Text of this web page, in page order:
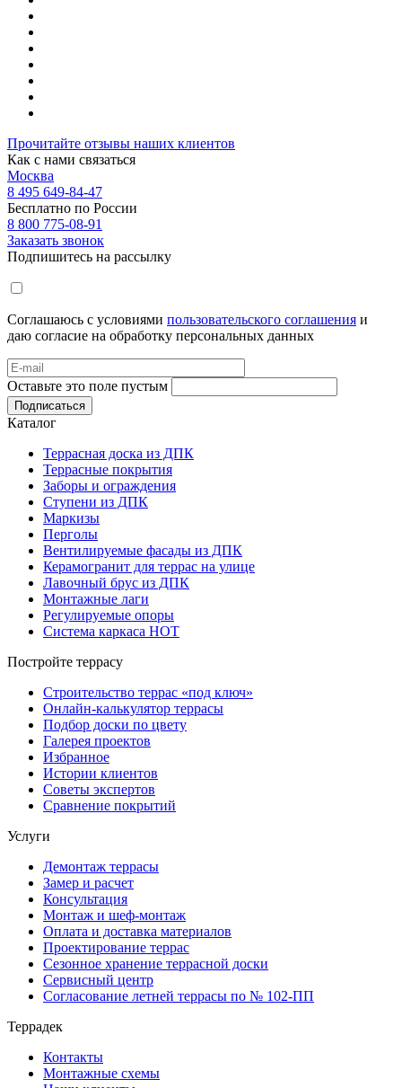
Прочитайте отзывы наших клиентов
Как с нами связаться
Москва
8 495 649-84-47
Бесплатно по России
8 800 775-08-91
Заказать звонок
Подпишитесь на рассылку
Соглашаюсь с условиями пользовательского соглашения и
даю согласие на обработку персональных данных
Оставьте это поле пустым
Подписаться
Каталог
Террасная доска из ДПК
Террасные покрытия
Заборы и ограждения
Ступени из ДПК
Маркизы
Перголы
Вентилируемые фасады из ДПК
Керамогранит для террас на улице
Лавочный брус из ДПК
Монтажные лаги
Регулируемые опоры
Система каркаса НОТ
Постройте террасу
Строительство террас «под ключ»
Онлайн-калькулятор террасы
Подбор доски по цвету
Галерея проектов
Избранное
Истории клиентов
Советы экспертов
Сравнение покрытий
Услуги
Демонтаж террасы
Замер и расчет
Консультация
Монтаж и шеф-монтаж
Оплата и доставка материалов
Проектирование террас
Сезонное хранение террасной доски
Сервисный центр
Согласование летней террасы по № 102-ПП
Террадек
Контакты
Монтажные схемы